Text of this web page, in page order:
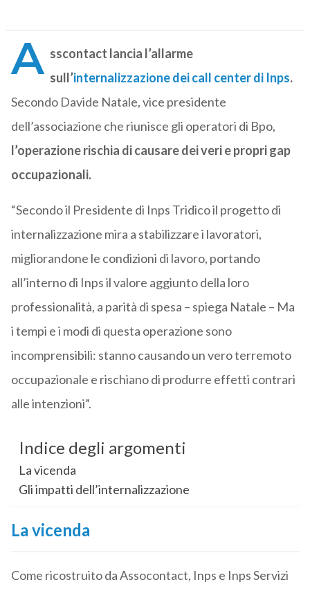
A sscontact lancia l’allarme
sull’internalizzazione dei call center di Inps.
Secondo Davide Natale, vice presidente
dell’associazione che riunisce gli operatori di Bpo,
l’operazione rischia di causare dei veri e propri gap
occupazionali.
“Secondo il Presidente di Inps Tridico il progetto di
internalizzazione mira a stabilizzare i lavoratori,
migliorandone le condizioni di lavoro, portando
all’interno di Inps il valore aggiunto della loro
professionalità, a parità di spesa – spiega Natale – Ma
i tempi e i modi di questa operazione sono
incomprensibili: stanno causando un vero terremoto
occupazionale e rischiano di produrre effetti contrari
alle intenzioni”.
Indice degli argomenti
La vicenda
Gli impatti dell’internalizzazione
La vicenda
Come ricostruito da Assocontact, Inps e Inps Servizi